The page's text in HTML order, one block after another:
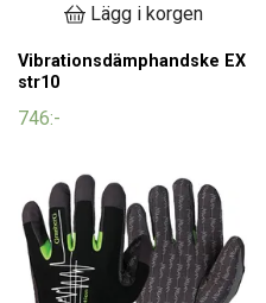
Lägg i korgen
Vibrationsdämphandske EX
str10
746:-